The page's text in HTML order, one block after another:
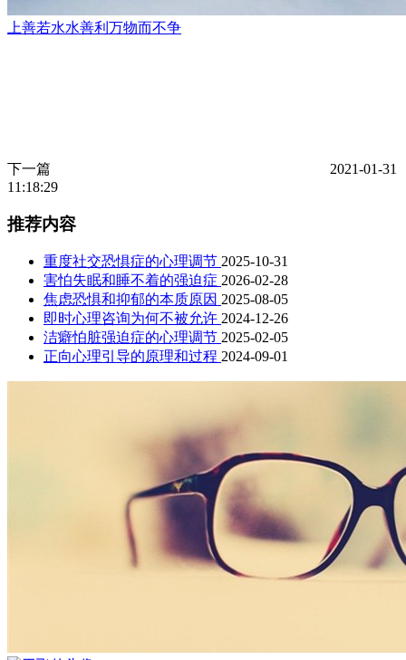
上善若水水善利万物而不争
下一篇
2021-01-31
11:18:29
推荐内容
重度社交恐惧症的心理调节 2025-10-31
害怕失眠和睡不着的强迫症 2026-02-28
焦虑恐惧和抑郁的本质原因 2025-08-05
即时心理咨询为何不被允许 2024-12-26
洁癖怕脏强迫症的心理调节 2025-02-05
正向心理引导的原理和过程 2024-09-01